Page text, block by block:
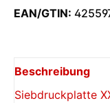
EAN/GTIN:
Beschreibung
Siebdruckplatte